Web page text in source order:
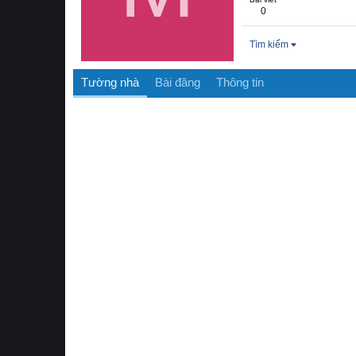
0
Tìm kiếm
Tường nhà Bài đăng Thông tin